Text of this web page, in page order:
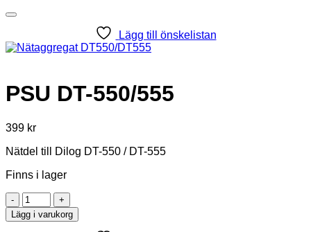
Lägg till önskelistan
PSU DT-550/555
399 kr
Nätdel till Dilog DT-550 / DT-555
Finns i lager
PSU
DT-
550/555
Lägg i varukorg